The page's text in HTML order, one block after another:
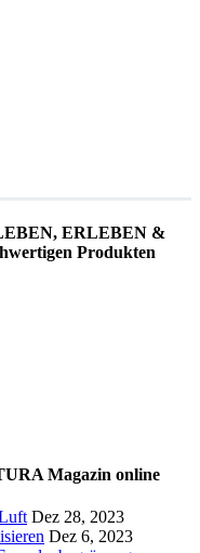
ERLEBEN &
Produkten
Magazin online
Dez 28, 2023
Dez 6, 2023